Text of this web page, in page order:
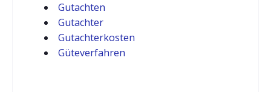
Gutachten
Gutachter
Gutachterkosten
Güteverfahren